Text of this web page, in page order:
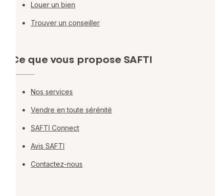
Louer un bien
Trouver un conseiller
Ce que vous propose SAFTI
Nos services
Vendre en toute sérénité
SAFTI Connect
Avis SAFTI
Contactez-nous